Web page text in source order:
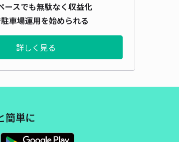
ースでも無駄なく収益化
車場運用を始められる
詳しく見る
簡単に